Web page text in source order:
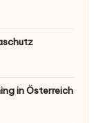
in Österreich